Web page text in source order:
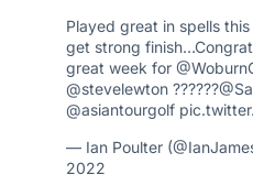
Played great in spells
get strong
great week for
@stevelewton ??????
@asiantourgolf
— Ian Poulter
2022